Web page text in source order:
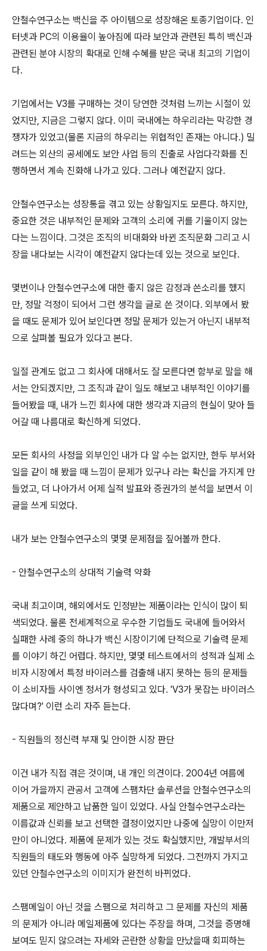
안철수연구소는 백신을 주 아이템으로 성장해온 토종기업이다. 인
터넷과 PC의 이용율이 높아짐에 따라 보안과 관련된 특히 백신과
관련된 분야 시장의 확대로 인해 수혜를 받은 국내 최고의 기업이
다.
기업에서는 V3를 구매하는 것이 당연한 것처럼 느끼는 시절이 있
었지만, 지금은 그렇지 않다. 이미 국내에는 하우리라는 막강한 경
쟁자가 있었고(물론 지금의 하우리는 위협적인 존재는 아니다.) 밀
려드는 외산의 공세에도 보안 사업 등의 진출로 사업다각화를 진
행하면서 계속 진화해 나가고 있다. 그러나 예전같지 않다.
안철수연구소는 성장통을 겪고 있는 상황일지도 모른다. 하지만,
중요한 것은 내부적인 문제와 고객의 소리에 귀를 기울이지 않는
다는 느낌이다. 그것은 조직의 비대화와 바뀐 조직문화 그리고 시
장을 내다보는 시각이 예전같지 않다는데 있는 것으로 보인다.
몇번이나 안철수연구소에 대한 좋지 않은 감정과 쓴소리를 했지
만, 정말 걱정이 되어서 그런 생각을 글로 쓴 것이다. 외부에서 봤
을 때도 문제가 있어 보인다면 정말 문제가 있는거 아닌지 내부적
으로 살펴볼 필요가 있다고 본다.
일절 관계도 없고 그 회사에 대해서도 잘 모른다면 함부로 말을 해
서는 안되겠지만, 그 조직과 같이 일도 해보고 내부적인 이야기를
들어봤을 때, 내가 느낀 회사에 대한 생각과 지금의 현실이 맞아 들
어갈 때 나름대로 확신하게 되었다.
모든 회사의 사정을 외부인인 내가 다 알 수는 없지만, 한두 부서와
일을 같이 해 봤을 때 느낌이 문제가 있구나 라는 확신을 가지게 만
들었고, 더 나아가서 어제 실적 발표와 증권가의 분석을 보면서 이
글을 쓰게 되었다.
내가 보는 안철수연구소의 몇몇 문제점을 짚어볼까 한다.
- 안철수연구소의 상대적 기술력 약화
국내 최고이며, 해외에서도 인정받는 제품이라는 인식이 많이 퇴
색되었다. 물론 전세계적으로 우수한 기업들도 국내에 들어와서
실패한 사례 중의 하나가 백신 시장이기에 단적으로 기술력 문제
를 이야기 하긴 어렵다. 하지만, 몇몇 테스트에서의 성적과 실제 소
비자 시장에서 특정 바이러스를 검출해 내지 못하는 등의 문제들
이 소비자들 사이엔 정서가 형성되고 있다. 'V3가 못잡는 바이러스
많다며?' 이런 소리 자주 듣는다.
- 직원들의 정신력 부재 및 안이한 시장 판단
이건 내가 직접 겪은 것이며, 내 개인 의견이다. 2004년 여름에
이어 가을까지 관공서 고객에 스팸차단 솔루션을 안철수연구소의
제품으로 제안하고 납품한 일이 있었다. 사실 안철수연구소라는
이름값과 신뢰를 보고 선택한 결정이었지만 나중에 실망이 이만저
만이 아니었다. 제품에 문제가 있는 것도 확실했지만, 개발부서의
직원들의 태도와 행동에 아주 실망하게 되었다. 그전까지 가지고
있던 안철수연구소의 이미지가 완전히 바뀌었다.
스팸메일이 아닌 것을 스팸으로 처리하고 그 문제를 자신의 제품
의 문제가 아니라 메일제품에 있다는 주장을 하며, 그것을 증명해
보여도 믿지 않으려는 자세와 곤란한 상황을 만났을때 회피하는